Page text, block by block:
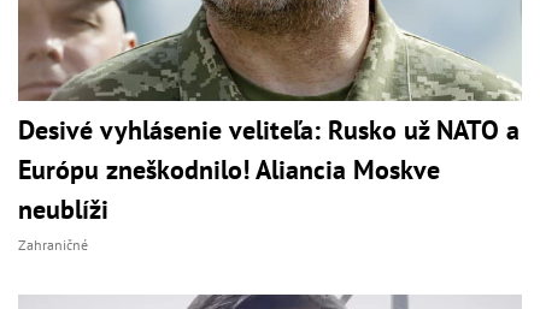
Desivé vyhlásenie veliteľa: Rusko už NATO a
Európu zneškodnilo! Aliancia Moskve
neublíži
Zahraničné